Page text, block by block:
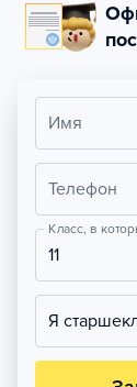
Имя
Телефон
Класс, в
11
Я